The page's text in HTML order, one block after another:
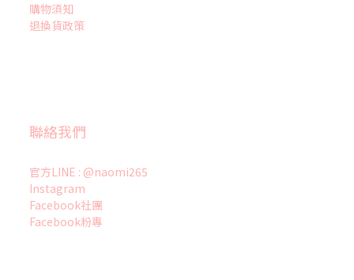
購物須知
退換貨政策
聯絡我們
官方LINE : @naomi265
Instagram
Facebook社團
Facebook粉專